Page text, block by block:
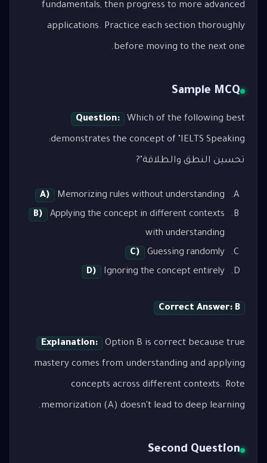
fundamentals, then progress to more advanced
applications. Practice each section thoroughly
before moving to the next one.
Sample MCQ
Question: Which of the following best
demonstrates the concept of "IELTS Speaking:
تحسين النطق والطلاقة"?
A)
Memorizing rules without understanding
B)
Applying the concept in different contexts
with understanding
C)
Guessing randomly
D)
Ignoring the concept entirely
Correct Answer: B
Explanation: Option B is correct because true
mastery comes from understanding and applying
concepts across different contexts. Rote
memorization (A) doesn't lead to deep learning.
Second Question